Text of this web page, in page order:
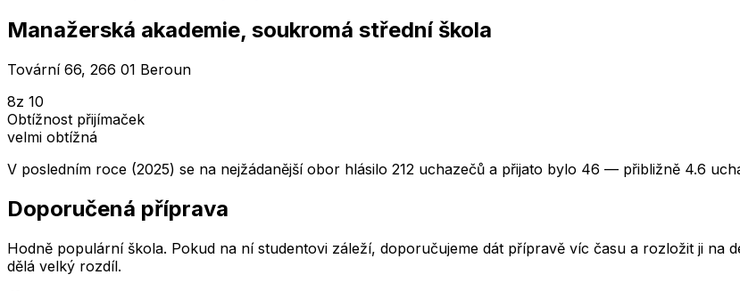
Manažerská akademie, soukromá střední škola
Tovární 66, 266 01 Beroun
8z 10
Obtížnost přijímaček
velmi obtížná
V posledním roce (2025) se na nejžádanější obor hlásilo 212 uchazečů a přijato bylo 46 — přibližně 4.6
Doporučená příprava
Hodně populární škola. Pokud na ní studentovi záleží, doporučujeme dát přípravě víc času a rozložit ji
dělá velký rozdíl.